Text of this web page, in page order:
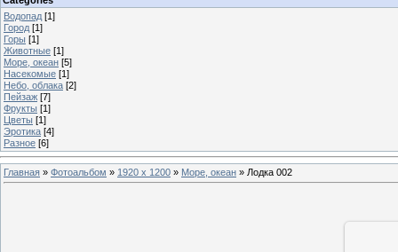
Водопад [1]
Город [1]
Горы [1]
Животные [1]
Море, океан [5]
Насекомые [1]
Небо, облака [2]
Пейзаж [7]
Фрукты [1]
Цветы [1]
Эротика [4]
Разное [6]
Главная » Фотоальбом » 1920 x 1200 » Море, океан » Лодка 002